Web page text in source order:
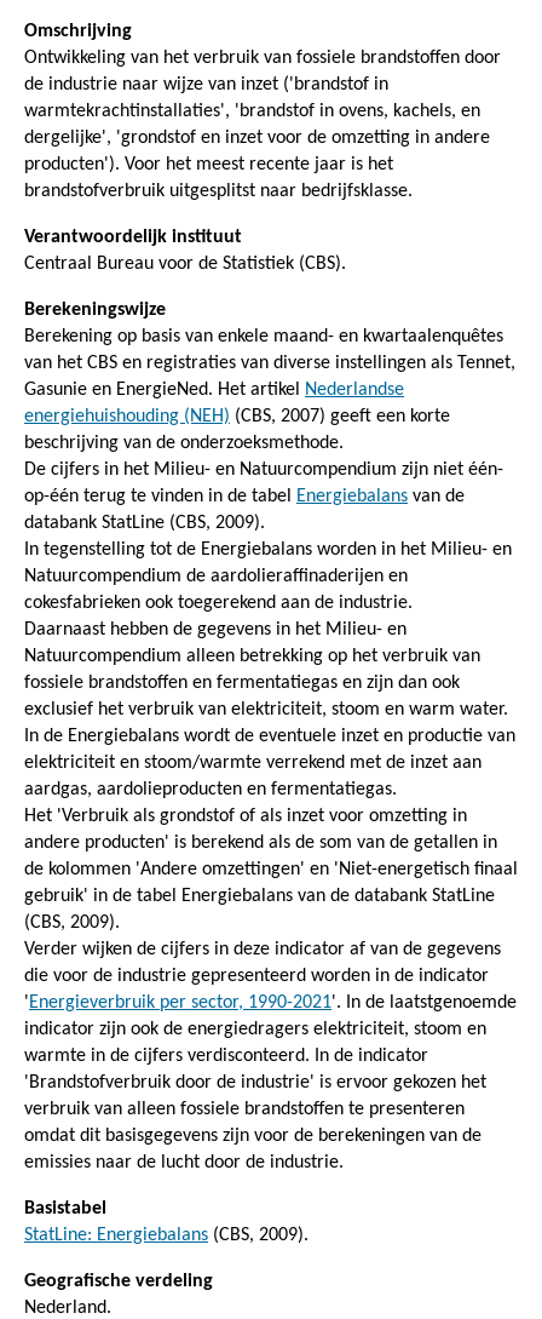
Omschrijving
Ontwikkeling van het verbruik van fossiele brandstoffen door
de industrie naar wijze van inzet ('brandstof in
warmtekrachtinstallaties', 'brandstof in ovens, kachels, en
dergelijke', 'grondstof en inzet voor de omzetting in andere
producten'). Voor het meest recente jaar is het
brandstofverbruik uitgesplitst naar bedrijfsklasse.
Verantwoordelijk instituut
Centraal Bureau voor de Statistiek (CBS).
Berekeningswijze
Berekening op basis van enkele maand- en kwartaalenquêtes
van het CBS en registraties van diverse instellingen als Tennet,
Gasunie en EnergieNed. Het artikel
Nederlandse
energiehuishouding (NEH) (CBS, 2007) geeft een korte
beschrijving van de onderzoeksmethode.
De cijfers in het Milieu- en Natuurcompendium zijn niet één-
op-één terug te vinden in de tabel
Energiebalans van de
databank StatLine (CBS, 2009).
In tegenstelling tot de Energiebalans worden in het Milieu- en
Natuurcompendium de aardolieraffinaderijen en
cokesfabrieken ook toegerekend aan de industrie.
Daarnaast hebben de gegevens in het Milieu- en
Natuurcompendium alleen betrekking op het verbruik van
fossiele brandstoffen en fermentatiegas en zijn dan ook
exclusief het verbruik van elektriciteit, stoom en warm water.
In de Energiebalans wordt de eventuele inzet en productie van
elektriciteit en stoom/warmte verrekend met de inzet aan
aardgas, aardolieproducten en fermentatiegas.
Het 'Verbruik als grondstof of als inzet voor omzetting in
andere producten' is berekend als de som van de getallen in
de kolommen 'Andere omzettingen' en 'Niet-energetisch finaal
gebruik' in de tabel Energiebalans van de databank StatLine
(CBS, 2009).
Verder wijken de cijfers in deze indicator af van de gegevens
die voor de industrie gepresenteerd worden in de indicator
'Energieverbruik per sector, 1990-2021'. In de laatstgenoemde
indicator zijn ook de energiedragers elektriciteit, stoom en
warmte in de cijfers verdisconteerd. In de indicator
'Brandstofverbruik door de industrie' is ervoor gekozen het
verbruik van alleen fossiele brandstoffen te presenteren
omdat dit basisgegevens zijn voor de berekeningen van de
emissies naar de lucht door de industrie.
Basistabel
StatLine: Energiebalans (CBS, 2009).
Geografische verdeling
Nederland.